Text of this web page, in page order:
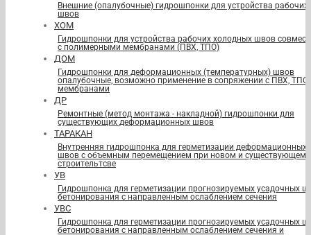
Внешние (опалубочные) гидрошпонки для устройства рабочих
швов
ХОМ
Гидрошпонки для устройства рабочих холодных швов
с полимерными мембранами (ПВХ, ТПО)
ДОМ
Гидрошпонки для деформационных (температурных) швов
опалубочные, возможно применение в сопряжении с ПВХ, ТПО
мембранами
ДР
Ремонтные (метод монтажа - накладной) гидрошпонки для
существующих деформационных швов
ТАРАКАН
Внутренняя гидрошпонка для герметизации деформационных
швов с объемным перемещением при новом и существующем
строительтсве
УВ
Гидрошпонка для герметизации прогнозируемых усадочных
бетонирования с направленным ослаблением сечения
УВС
Гидрошпонка для герметизации прогнозируемых усадочных
бетонирования с направленным ослаблением сечения и